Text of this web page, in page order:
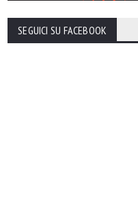
SEGUICI SU FACEBOOK